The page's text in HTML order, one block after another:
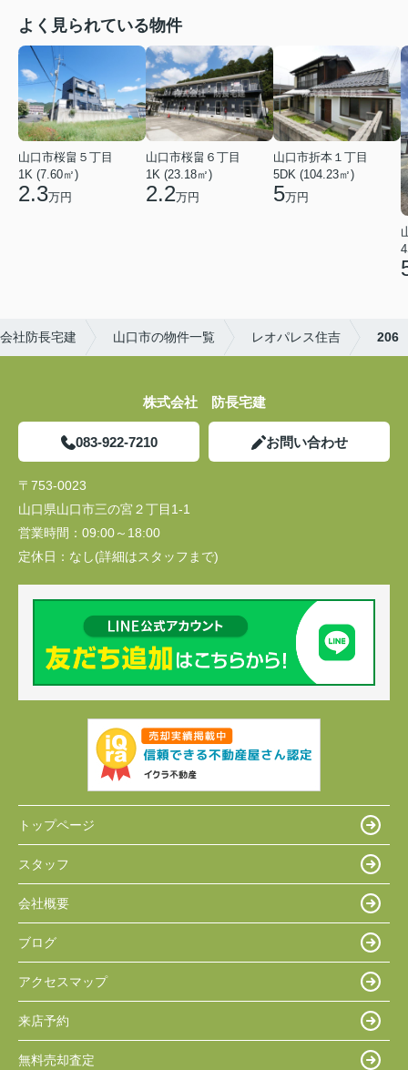
よく見られている物件
山口市桜畠５丁目
1K (7.60㎡)
2.3万円
山口市桜畠６丁目
1K (23.18㎡)
2.2万円
山口市折本１丁目
5DK (104.23㎡)
5万円
社防長宅建 山口市の物件一覧 レオパレス住吉 206
株式会社 防長宅建
083-922-7210 お問い合わせ
〒753-0023
山口県山口市三の宮２丁目1-1
営業時間： 09:00～18:00
定休日： なし(詳細はスタッフまで)
トップページ
スタッフ
会社概要
ブログ
アクセスマップ
来店予約
無料売却査定